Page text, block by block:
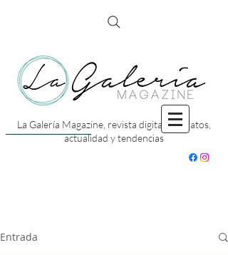
La Galería Magazine, revista digital con datos,
actualidad y tendencias
Entrada